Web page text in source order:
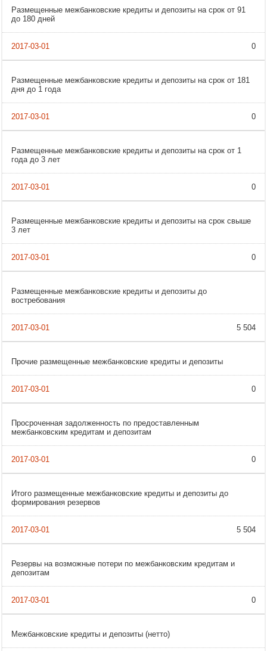
Размещенные межбанковские кредиты и депозиты на срок от 91
до 180 дней
0
Размещенные межбанковские кредиты и депозиты на срок от 181
дня до 1 года
0
Размещенные межбанковские кредиты и депозиты на срок от 1
года до 3 лет
0
Размещенные межбанковские кредиты и депозиты на срок свыше
3 лет
0
Размещенные межбанковские кредиты и депозиты до
востребования
5 504
Прочие размещенные межбанковские кредиты и депозиты
0
Просроченная задолженность по предоставленным
межбанковским кредитам и депозитам
0
Итого размещенные межбанковские кредиты и депозиты до
формирования резервов
5 504
Резервы на возможные потери по межбанковским кредитам и
депозитам
0
Межбанковские кредиты и депозиты (нетто)